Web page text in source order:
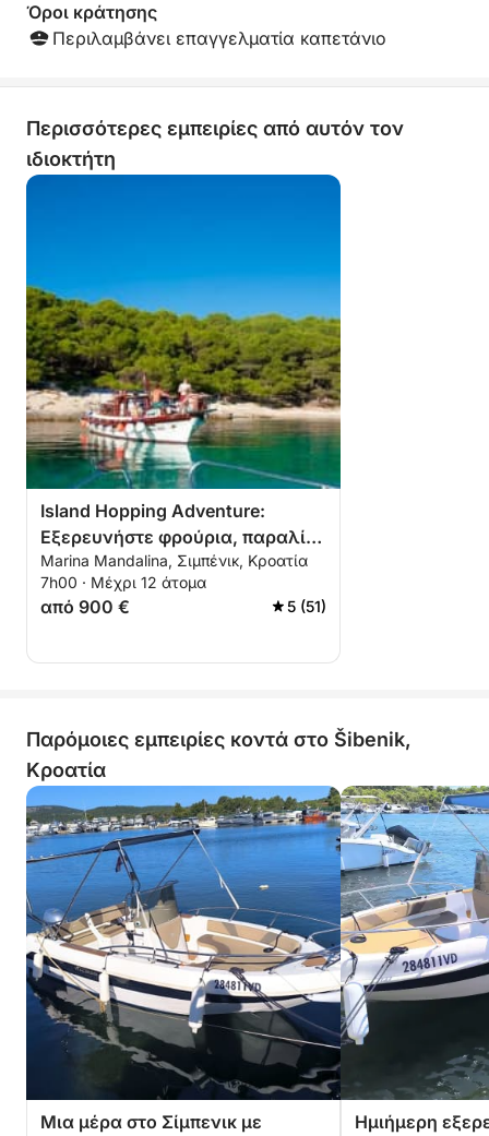
Όροι κράτησης
Περιλαμβάνει επαγγελματία καπετάνιο
Περισσότερες εμπειρίες από αυτόν τον
ιδιοκτήτη
Island Hopping Adventure:
Εξερευνήστε φρούρια, παραλίες
και κρυμμένους θησαυρούς
Marina Mandalina, Σιμπένικ, Κροατία
7h00 · Μέχρι 12 άτομα
από 900 € 5 (51)
Παρόμοιες εμπειρίες κοντά στο Šibenik,
Κροατία
Μια μέρα στο Σίμπενικ με
Ημιήμερη